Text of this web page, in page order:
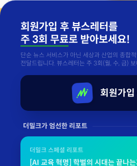
회원가입 후 뷰스레터를
주 3회 무료로 받아보세요!
단순 뉴스 서비스가 아닌 세상과 산업의 종합
전달드립니다. 뷰스레터는 주 3회(월, 수, 금)
회원가입
더밀크가 엄선한 리포트
더밀크 스페셜 리포트
[AI 교육 혁명] 학벌의 시대는 끝나